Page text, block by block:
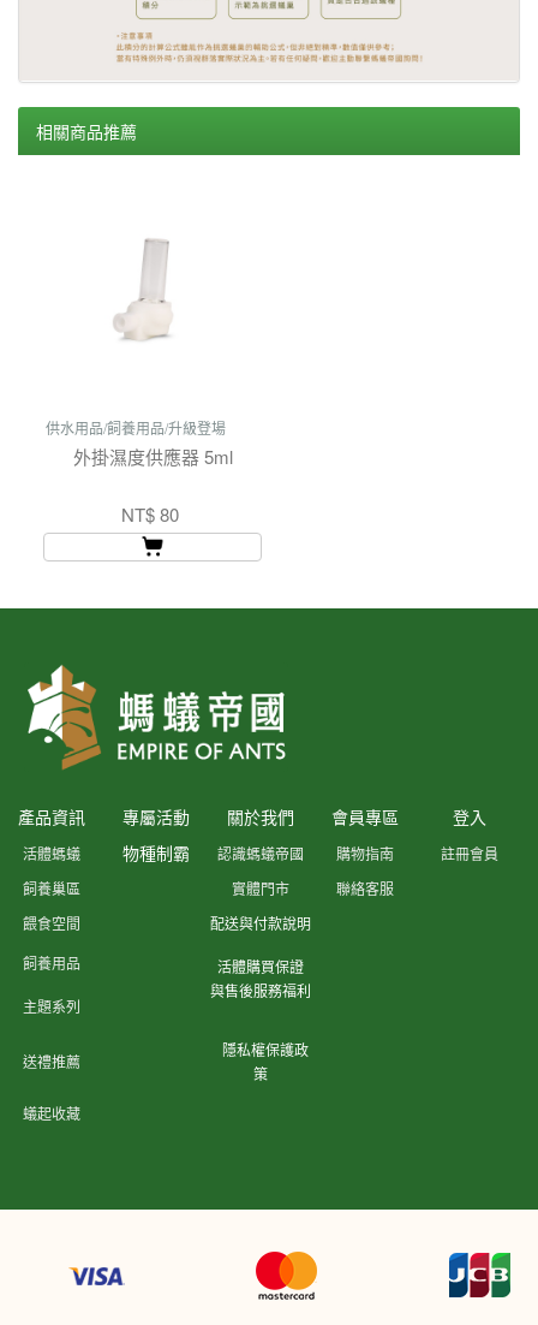
相關商品推薦
供水用品/飼養用品/升級登場
外掛濕度供應器 5ml
NT$ 80
產品資訊 專屬活動 關於我們 會員專區 登入
活體螞蟻 物種制霸 認識螞蟻帝國 購物指南
註冊會員
飼養巢區
實體門市
聯絡客服
餵食空間
配送與付款說明
飼養用品
活體購買保證
與售後服務福利
主題系列
送禮推薦
隱私權保護政
策
蟻起收藏